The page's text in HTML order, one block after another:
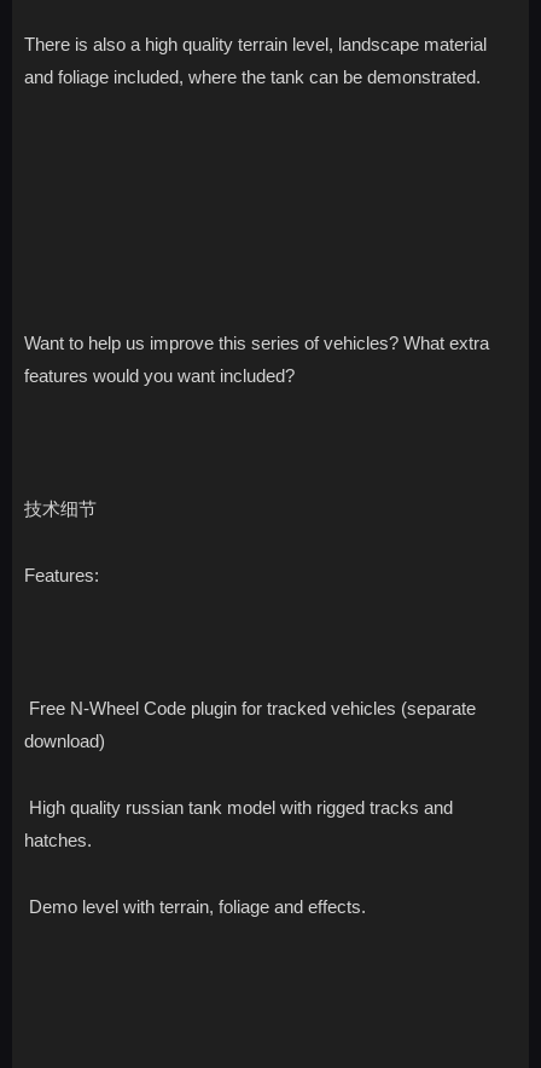
There is also a high quality terrain level, landscape material
and foliage included, where the tank can be demonstrated.
Want to help us improve this series of vehicles? What extra
features would you want included?
技术细节
Features:
Free N-Wheel Code plugin for tracked vehicles (separate
download)
High quality russian tank model with rigged tracks and
hatches.
Demo level with terrain, foliage and effects.